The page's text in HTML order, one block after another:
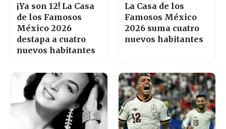
¡Ya son 12! La Casa
de los Famosos
México 2026
destapa a cuatro
nuevos habitantes
La Casa de los
Famosos México
2026 suma cuatro
nuevos habitantes